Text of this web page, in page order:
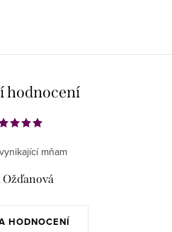
hodnocení
HODNOCENÍ
mňam
Ožďanová